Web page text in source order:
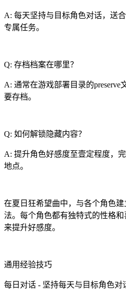
A: 每天坚持与目标角色对话，送
专属任务。
Q: 存档档案在哪里？
A: 通常在游戏部署目录的
要存档。
Q: 如何解锁隐藏内容？
A: 提升角色好感度至壹定程度，
地点。
在夏日狂希望曲中，与各个角色
法。每个角色都有独特式的性格
来提升好感度。
通用经验技巧
每日对话 - 坚持每天与目标角色对